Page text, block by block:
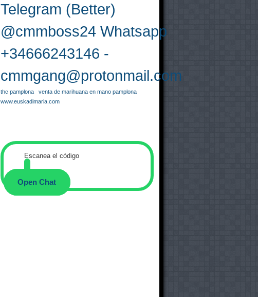
Telegram (Better)
@cmmboss24 Whatsapp
+34666243146 -
cmmgang@protonmail.com
thc pamplona
venta de marihuana en mano pamplona
www.euskadimaria.com
Escanea el código
Open Chat